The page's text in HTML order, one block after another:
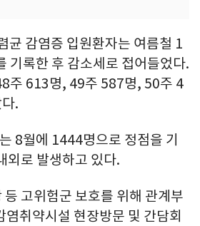
균 감염증 입원환자는 여름철 1
기록한 후 감소세로 접어들었다.
주 613명, 49주 587명, 50주 4
.
8월에 1444명으로 정점을 기
외로 발생하고 있다.
고위험군 보호를 위해 관계부
취약시설 현장방문 및 간담회